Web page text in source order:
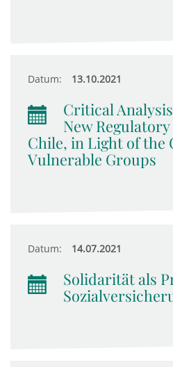
Datum: 13.10.2021
Critical
New
Chile, in Light of the
Vulnerable Groups
Datum: 14.07.2021
Solidarität als